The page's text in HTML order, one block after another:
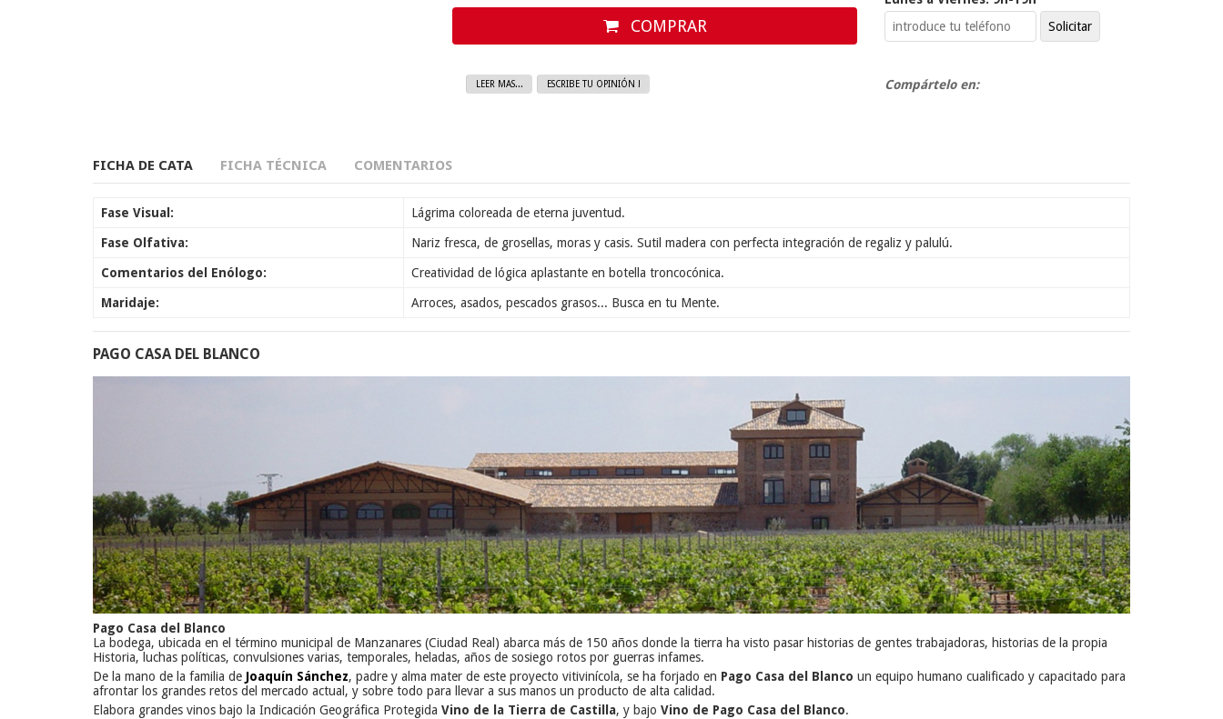
COMPRAR
LEER MAS... ESCRIBE TU OPINIÓN ! Compártelo en:
FICHA DE CATA FICHA TÉCNICA COMENTARIOS
Fase Visual: Lágrima coloreada de eterna juventud.
Fase Olfativa: Nariz fresca, de grosellas, moras y casis. Sutil madera con perfecta integración de regaliz y palulú.
Comentarios del Enólogo: Creatividad de lógica aplastante en botella troncocónica.
Maridaje: Arroces, asados, pescados grasos... Busca en tu Mente.
PAGO CASA DEL BLANCO
Pago Casa del Blanco
La bodega, ubicada en el término municipal de Manzanares (Ciudad Real) abarca más de 150 años donde la tierra ha visto pasar historias de gentes trabajadoras, historias de la propia
Historia, luchas políticas, convulsiones varias, temporales, heladas, años de sosiego rotos por guerras infames.
De la mano de la familia de Joaquín Sánchez, padre y alma mater de este proyecto vitivinícola, se ha forjado en Pago Casa del Blanco un equipo humano cualificado y capacitado para
afrontar los grandes retos del mercado actual, y sobre todo para llevar a sus manos un producto de alta calidad.
Elabora grandes vinos bajo la Indicación Geográfica Protegida Vino de la Tierra de Castilla, y bajo Vino de Pago Casa del Blanco.